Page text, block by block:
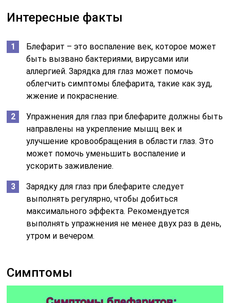
Интересные факты
Блефарит – это воспаление век, которое может
быть вызвано бактериями, вирусами или
аллергией. Зарядка для глаз может помочь
облегчить симптомы блефарита, такие как зуд,
жжение и покраснение.
Упражнения для глаз при блефарите должны быть
направлены на укрепление мышц век и
улучшение кровообращения в области глаз. Это
может помочь уменьшить воспаление и
ускорить заживление.
Зарядку для глаз при блефарите следует
выполнять регулярно, чтобы добиться
максимального эффекта. Рекомендуется
выполнять упражнения не менее двух раз в день,
утром и вечером.
Симптомы